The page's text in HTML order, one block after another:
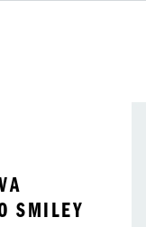
SMILEY